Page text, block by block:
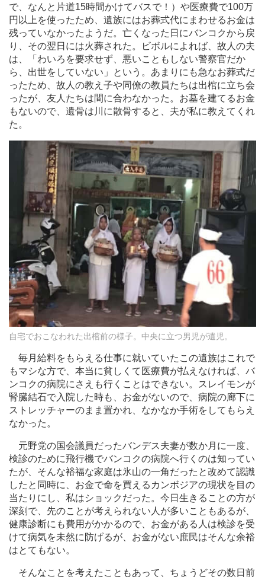
で、なんと片道15時間かけてバスで！）や医療費で100万
円以上を使ったため、遺族にはお葬式代にまわせるお金は
残っていなかったようだ。亡くなった日にバンコクから戻
り、その翌日には火葬された。ビボルによれば、故人の夫
は、「わいろを要求せず、悪いこともしない警察官だか
ら、出世をしていない」という。あまりにも急なお葬式だ
ったため、故人の教え子や同僚の教員たちは出棺に立ち会
ったが、友人たちは間に合わなかった。お墓を建てるお金
もないので、遺骨は川に散骨すると、夫が私に教えてくれ
た。
自宅でおこなわれた出棺前の様子。中央に立つ男児が遺児。
毎月給料をもらえる仕事に就いていたこの遺族はこれで
もマシな方で、本当に貧しくて医療費が払えなければ、バ
ンコクの病院にさえも行くことはできない。スレイモンが
腎臓結石で入院した時も、お金がないので、病院の廊下に
ストレッチャーのまま置かれ、なかなか手術をしてもらえ
なかった。
元野党の国会議員だったバンデス夫妻が数か月に一度、
検診のために飛行機でバンコクの病院へ行くのは知ってい
たが、そんな裕福な家庭は氷山の一角だったと改めて認識
したと同時に、お金で命を買えるカンボジアの現状を目の
当たりにし、私はショックだった。今日生きることの方が
深刻で、先のことが考えられない人が多いこともあるが、
健康診断にも費用がかかるので、お金がある人は検診を受
けて病気を未然に防げるが、お金がない庶民はそんな余裕
はとてもない。
そんなことを考えたこともあって、ちょうどその数日前